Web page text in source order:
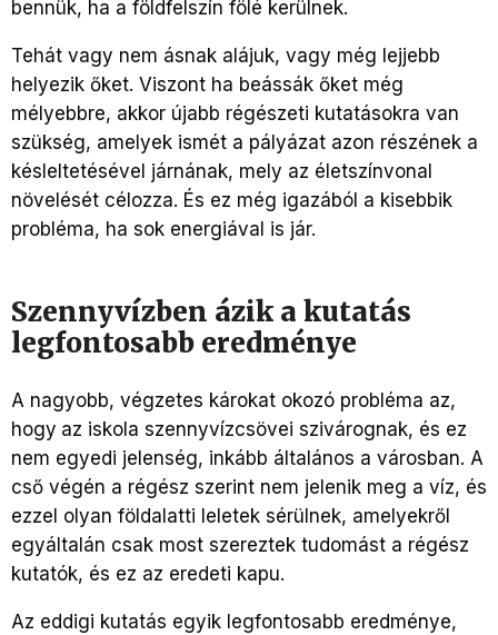
bennük, ha a földfelszín fölé kerülnek.
Tehát vagy nem ásnak alájuk, vagy még lejjebb
helyezik őket. Viszont ha beássák őket még
mélyebbre, akkor újabb régészeti kutatásokra van
szükség, amelyek ismét a pályázat azon részének a
késleltetésével járnának, mely az életszínvonal
növelését célozza. És ez még igazából a kisebbik
probléma, ha sok energiával is jár.
Szennyvízben ázik a kutatás
legfontosabb eredménye
A nagyobb, végzetes károkat okozó probléma az,
hogy az iskola szennyvízcsövei szivárognak, és ez
nem egyedi jelenség, inkább általános a városban. A
cső végén a régész szerint nem jelenik meg a víz, és
ezzel olyan földalatti leletek sérülnek, amelyekről
egyáltalán csak most szereztek tudomást a régész
kutatók, és ez az eredeti kapu.
Az eddigi kutatás egyik legfontosabb eredménye,